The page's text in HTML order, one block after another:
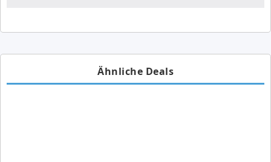
Ähnliche Deals